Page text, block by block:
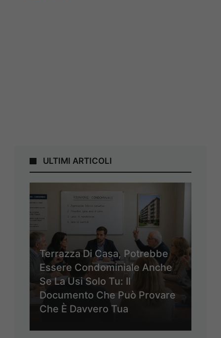
ULTIMI ARTICOLI
Terrazza Di Casa, Potrebbe
Essere Condominiale Anche
Se La Usi Solo Tu: Il
Documento Che Può Provare
Che È Davvero Tua